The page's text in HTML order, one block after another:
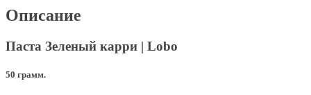
Описание
Паста Зеленый карри | Lobo
50 грамм.